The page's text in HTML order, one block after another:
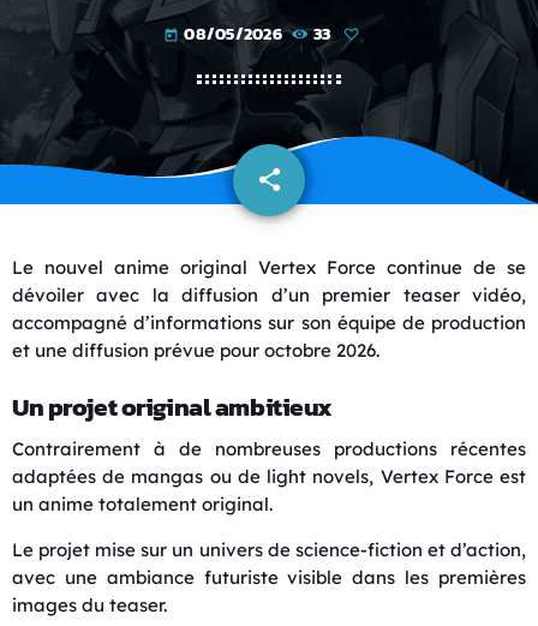
today 08/05/2026 33
share
email
Le nouvel anime original Vertex Force continue de se
dévoiler avec la diffusion d’un premier teaser vidéo,
accompagné d’informations sur son équipe de production
et une diffusion prévue pour octobre 2026.
Un projet original ambitieux
Contrairement à de nombreuses productions récentes
adaptées de mangas ou de light novels, Vertex Force est
un anime totalement original.
Le projet mise sur un univers de science-fiction et d’action,
avec une ambiance futuriste visible dans les premières
images du teaser.